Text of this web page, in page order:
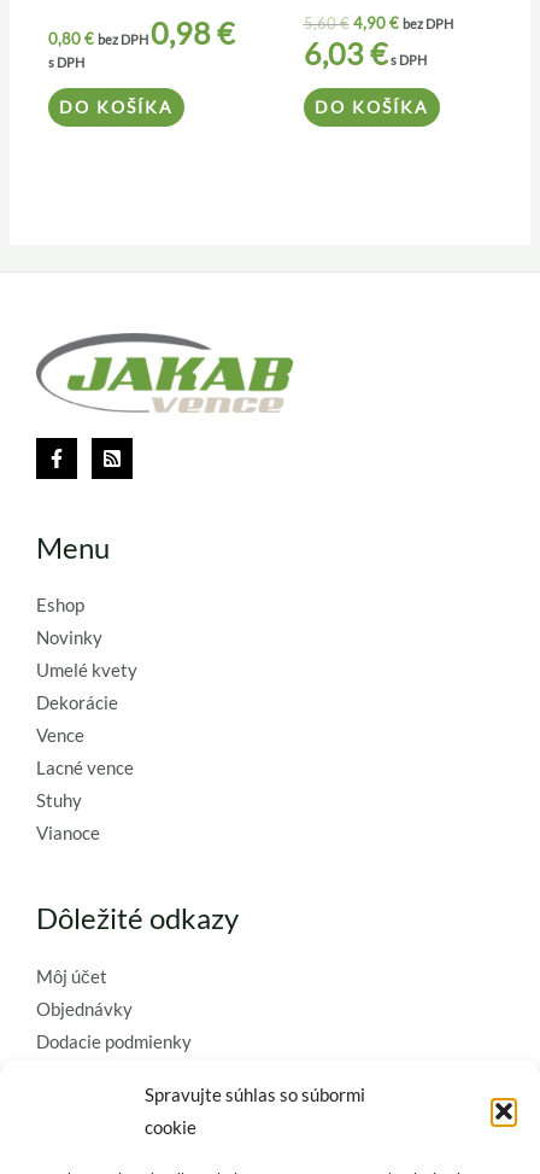
Spravujte súhlas so súbormi
cookie
0,80€ bez DPH0,98€
s DPH
DO KOŠÍKA
5,60€ 4,90€ bez DPH
6,03€s DPH
DO KOŠÍKA
Menu
Eshop
Novinky
Umelé kvety
Dekorácie
Vence
Lacné vence
Stuhy
Vianoce
Dôležité odkazy
Môj účet
Objednávky
Dodacie podmienky
Ochrana osobných údajov
Zásady používania súborov cookie